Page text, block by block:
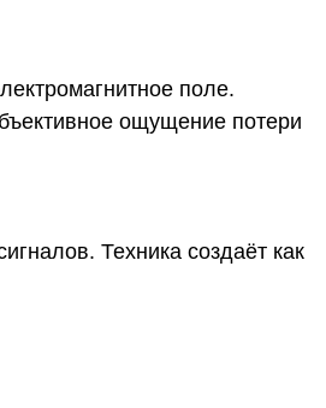
поле.
ощущение потери
Техника создаёт как